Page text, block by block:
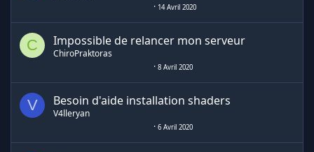
14 Avril 2020
C Impossible de relancer mon serveur
ChiroPraktoras
8 Avril 2020
V Besoin d'aide installation shaders
V4lleryan
6 Avril 2020